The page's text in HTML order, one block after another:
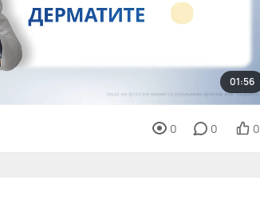
01:56
0 0 0